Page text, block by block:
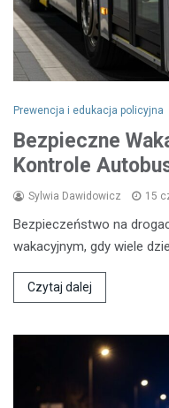
Prewencja i edukacja policyjna
Bezpieczne
Kontrole
Sylwia Dawidowicz 15
Bezpieczeństwo na
wakacyjnym, gdy wiele
Czytaj dalej